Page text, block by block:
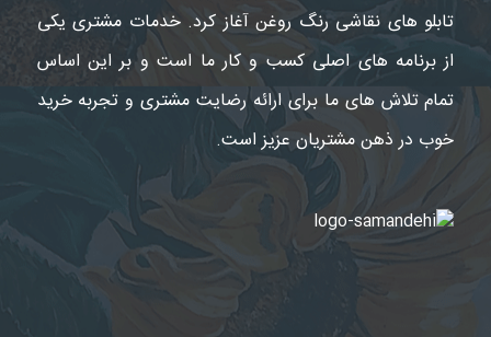
تابلو های نقاشی رنگ روغن آغاز کرد. خدمات مشتری یکی
از برنامه های اصلی کسب و کار ما است و بر این اساس
تمام تلاش های ما برای ارائه رضایت مشتری و تجربه خرید
خوب در ذهن مشتریان عزیز است.